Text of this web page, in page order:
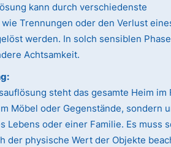
kann durch verschiedenste
Trennungen oder den Verlust
werden. In solch sensiblen
Achtsamkeit.
steht das gesamte Heim im
Möbel oder Gegenstände, sondern
Lebens oder einer Familie. Es muss
der physische Wert der Objekte